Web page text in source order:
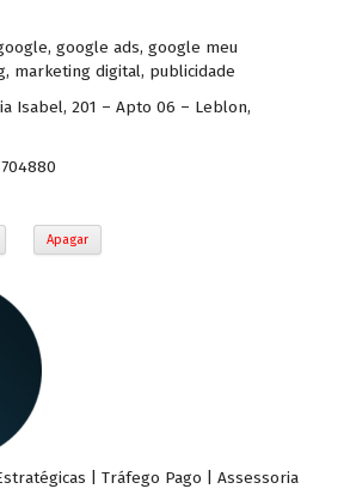
, google ads, google meu
, marketing digital, publicidade
Isabel, 201 – Apto 06 – Leblon,
Apagar
| Tráfego Pago | Assessoria